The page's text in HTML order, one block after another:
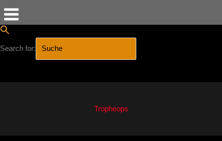
Search for:
Tropheops